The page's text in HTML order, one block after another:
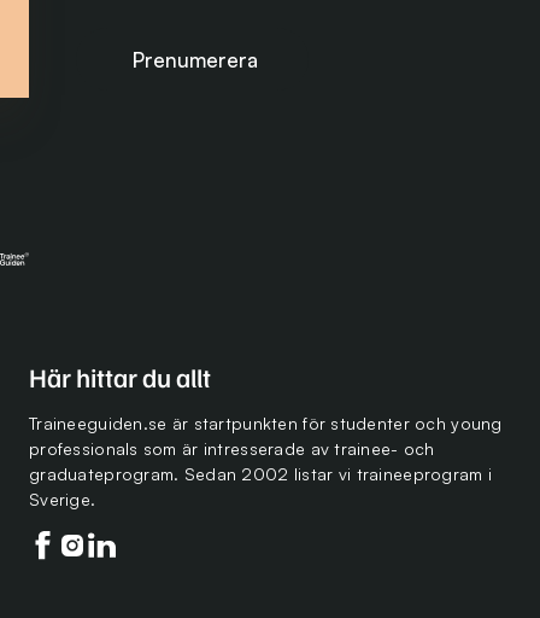
Här hittar du allt
Traineeguiden.se är startpunkten för studenter och young
professionals som är intresserade av trainee- och
graduateprogram. Sedan 2002 listar vi traineeprogram i
Sverige.
Följ oss på facebook
Följ oss på instagram
Följ oss på linkedin